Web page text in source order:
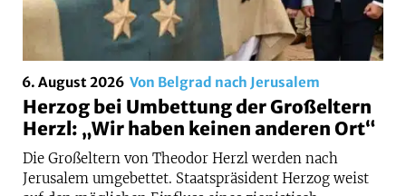
6. August 2026 Von Belgrad nach Jerusalem
Herzog bei Umbettung der Großeltern
Herzl: „Wir haben keinen anderen Ort“
Die Großeltern von Theodor Herzl werden nach
Jerusalem umgebettet. Staatspräsident Herzog weist